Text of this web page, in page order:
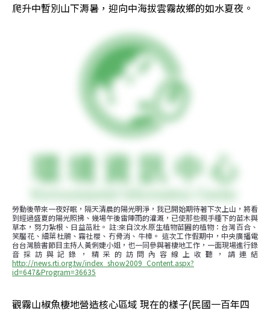
爬升中暫別山下溽暑，迎向中海拔雲霧故鄉的如水夏夜。
勞動後帶來一夜好眠，隔天清晨的陽光明淨，我已開始期待著下次上山，將看
到經過盛夏的陽光照拂、幾場午後雷陣雨的灌溉，已使那些親手種下的苗木與
草本，努力紮根、日益茁壯。 註:來自汶水原生植物苗圃的植物：台灣百合、
笑靨花、細葉杜鵑、霧社櫻、冇骨消、牛樟。 這次工作假期中，中央廣播電
台台灣臉書節目主持人黃俐婕小姐，也一同參與著棲地工作，一面現場進行錄
音採訪與記錄，精采的訪問內容線上收聽，請連結
http://news.rti.org.tw/index_show2009_Content.aspx?
id=647&Program=36635
觀霧山椒魚棲地營造核心區域 現在的樣子(民國一百年四